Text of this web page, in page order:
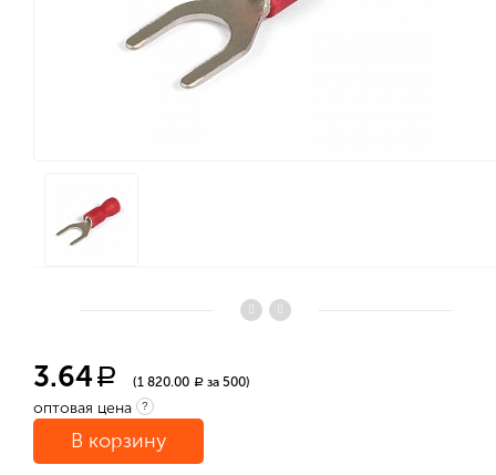
3.64 a (1 820.00 a за 500)
оптовая цена ?
В корзину